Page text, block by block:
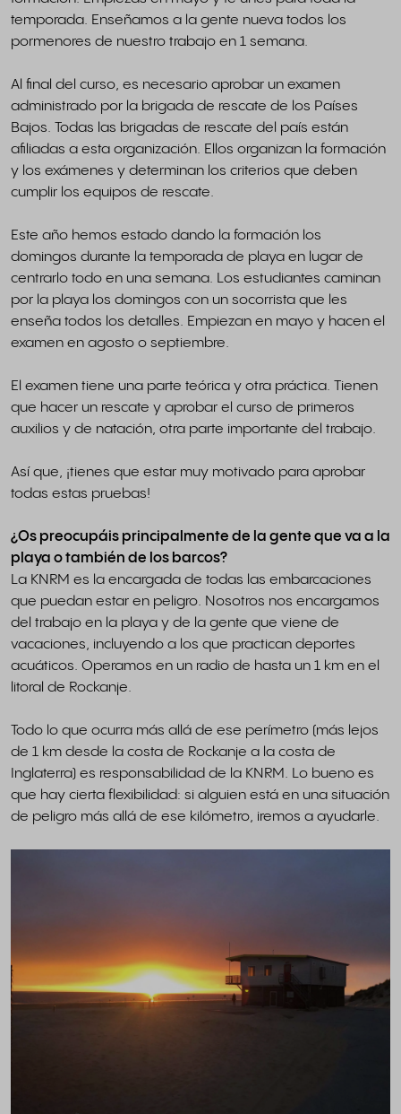
temporada. Enseñamos a la gente nueva todos los
pormenores de nuestro trabajo en 1 semana.
Al final del curso, es necesario aprobar un examen
administrado por la brigada de rescate de los Países
Bajos. Todas las brigadas de rescate del país están
afiliadas a esta organización. Ellos organizan la formación
y los exámenes y determinan los criterios que deben
cumplir los equipos de rescate.
Este año hemos estado dando la formación los
domingos durante la temporada de playa en lugar de
centrarlo todo en una semana. Los estudiantes caminan
por la playa los domingos con un socorrista que les
enseña todos los detalles. Empiezan en mayo y hacen el
examen en agosto o septiembre.
El examen tiene una parte teórica y otra práctica. Tienen
que hacer un rescate y aprobar el curso de primeros
auxilios y de natación, otra parte importante del trabajo.
Así que, ¡tienes que estar muy motivado para aprobar
todas estas pruebas!
¿Os preocupáis principalmente de la gente que va a la
playa o también de los barcos?
La KNRM es la encargada de todas las embarcaciones
que puedan estar en peligro. Nosotros nos encargamos
del trabajo en la playa y de la gente que viene de
vacaciones, incluyendo a los que practican deportes
acuáticos. Operamos en un radio de hasta un 1 km en el
litoral de Rockanje.
Todo lo que ocurra más allá de ese perímetro (más lejos
de 1 km desde la costa de Rockanje a la costa de
Inglaterra) es responsabilidad de la KNRM. Lo bueno es
que hay cierta flexibilidad: si alguien está en una situación
de peligro más allá de ese kilómetro, iremos a ayudarle.